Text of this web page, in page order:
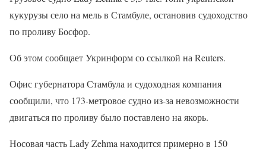
кукурузы село на мель в Стамбуле, остановив судоходство
по проливу Босфор.
Об этом сообщает Укринформ со ссылкой на Reuters.
Офис губернатора Стамбула и судоходная компания
сообщили, что 173-метровое судно из-за невозможности
двигаться по проливу было поставлено на якорь.
Носовая часть Lady Zehma находится примерно в 150